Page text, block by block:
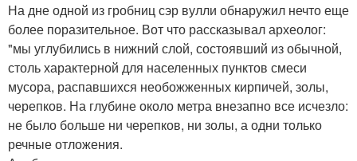
На дне одной из гробниц сэр вулли обнаружил нечто еще
более поразительное. Вот что рассказывал археолог:
"мы углубились в нижний слой, состоявший из обычной,
столь характерной для населенных пунктов смеси
мусора, распавшихся необожженных кирпичей, золы,
черепков. На глубине около метра внезапно все исчезло:
не было больше ни черепков, ни золы, а одни только
речные отложения.